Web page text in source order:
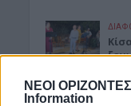
ΝΕΟΙ
Information
8